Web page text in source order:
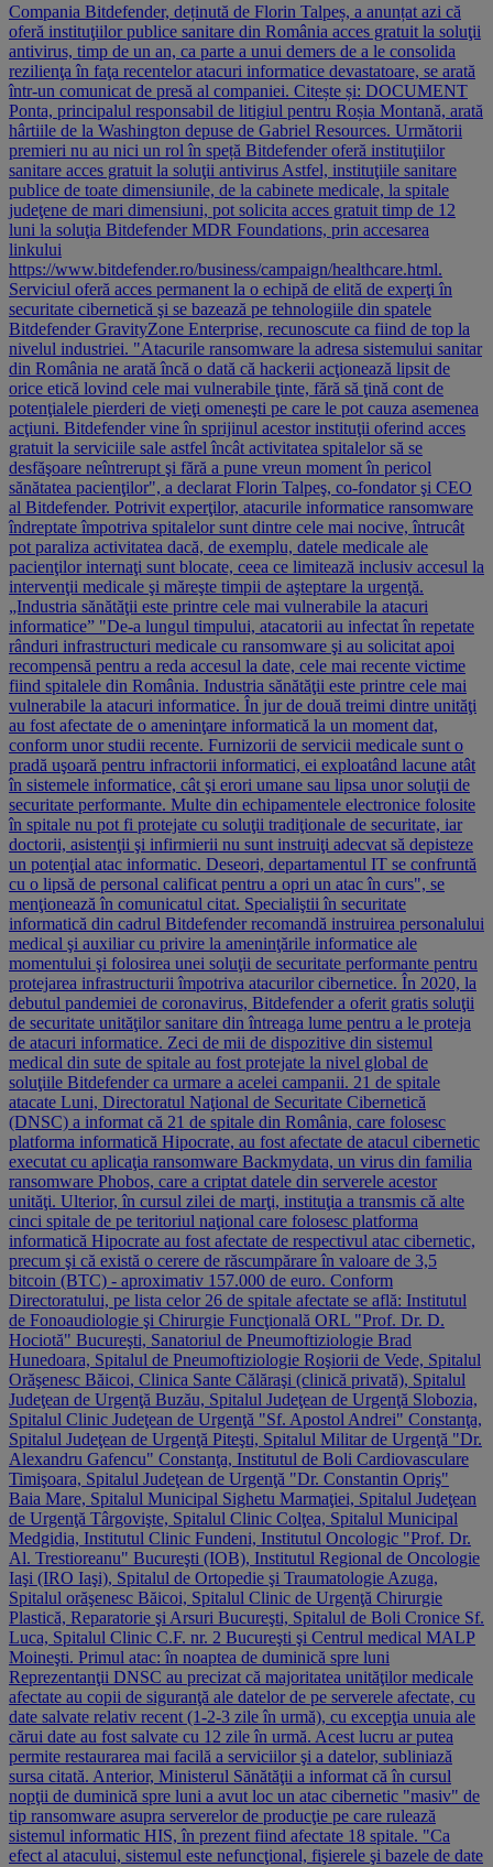
Compania Bitdefender, deținută de Florin Talpeș, a anunțat azi că
oferă instituţiilor publice sanitare din România acces gratuit la soluţii
antivirus, timp de un an, ca parte a unui demers de a le consolida
rezilienţa în faţa recentelor atacuri informatice devastatoare, se arată
într-un comunicat de presă al companiei. Citește și: DOCUMENT
Ponta, principalul responsabil de litigiul pentru Roșia Montană, arată
hârtiile de la Washington depuse de Gabriel Resources. Următorii
premieri nu au nici un rol în speță Bitdefender oferă instituţiilor
sanitare acces gratuit la soluţii antivirus Astfel, instituţiile sanitare
publice de toate dimensiunile, de la cabinete medicale, la spitale
judeţene de mari dimensiuni, pot solicita acces gratuit timp de 12
luni la soluţia Bitdefender MDR Foundations, prin accesarea
linkului
https://www.bitdefender.ro/business/campaign/healthcare.html.
Serviciul oferă acces permanent la o echipă de elită de experţi în
securitate cibernetică şi se bazează pe tehnologiile din spatele
Bitdefender GravityZone Enterprise, recunoscute ca fiind de top la
nivelul industriei. "Atacurile ransomware la adresa sistemului sanitar
din România ne arată încă o dată că hackerii acţionează lipsit de
orice etică lovind cele mai vulnerabile ţinte, fără să ţină cont de
potenţialele pierderi de vieţi omeneşti pe care le pot cauza asemenea
acţiuni. Bitdefender vine în sprijinul acestor instituţii oferind acces
gratuit la serviciile sale astfel încât activitatea spitalelor să se
desfăşoare neîntrerupt şi fără a pune vreun moment în pericol
sănătatea pacienţilor", a declarat Florin Talpeş, co-fondator şi CEO
al Bitdefender. Potrivit experţilor, atacurile informatice ransomware
îndreptate împotriva spitalelor sunt dintre cele mai nocive, întrucât
pot paraliza activitatea dacă, de exemplu, datele medicale ale
pacienţilor internaţi sunt blocate, ceea ce limitează inclusiv accesul la
intervenţii medicale şi măreşte timpii de aşteptare la urgenţă.
„Industria sănătăţii este printre cele mai vulnerabile la atacuri
informatice” "De-a lungul timpului, atacatorii au infectat în repetate
rânduri infrastructuri medicale cu ransomware şi au solicitat apoi
recompensă pentru a reda accesul la date, cele mai recente victime
fiind spitalele din România. Industria sănătăţii este printre cele mai
vulnerabile la atacuri informatice. În jur de două treimi dintre unităţi
au fost afectate de o ameninţare informatică la un moment dat,
conform unor studii recente. Furnizorii de servicii medicale sunt o
pradă uşoară pentru infractorii informatici, ei exploatând lacune atât
în sistemele informatice, cât şi erori umane sau lipsa unor soluţii de
securitate performante. Multe din echipamentele electronice folosite
în spitale nu pot fi protejate cu soluţii tradiţionale de securitate, iar
doctorii, asistenţii şi infirmierii nu sunt instruiţi adecvat să depisteze
un potenţial atac informatic. Deseori, departamentul IT se confruntă
cu o lipsă de personal calificat pentru a opri un atac în curs", se
menţionează în comunicatul citat. Specialiştii în securitate
informatică din cadrul Bitdefender recomandă instruirea personalului
medical şi auxiliar cu privire la ameninţările informatice ale
momentului şi folosirea unei soluţii de securitate performante pentru
protejarea infrastructurii împotriva atacurilor cibernetice. În 2020, la
debutul pandemiei de coronavirus, Bitdefender a oferit gratis soluţii
de securitate unităţilor sanitare din întreaga lume pentru a le proteja
de atacuri informatice. Zeci de mii de dispozitive din sistemul
medical din sute de spitale au fost protejate la nivel global de
soluţiile Bitdefender ca urmare a acelei campanii. 21 de spitale
atacate Luni, Directoratul Naţional de Securitate Cibernetică
(DNSC) a informat că 21 de spitale din România, care folosesc
platforma informatică Hipocrate, au fost afectate de atacul cibernetic
executat cu aplicaţia ransomware Backmydata, un virus din familia
ransomware Phobos, care a criptat datele din serverele acestor
unităţi. Ulterior, în cursul zilei de marţi, instituţia a transmis că alte
cinci spitale de pe teritoriul naţional care folosesc platforma
informatică Hipocrate au fost afectate de respectivul atac cibernetic,
precum şi că există o cerere de răscumpărare în valoare de 3,5
bitcoin (BTC) - aproximativ 157.000 de euro. Conform
Directoratului, pe lista celor 26 de spitale afectate se află: Institutul
de Fonoaudiologie şi Chirurgie Funcţională ORL "Prof. Dr. D.
Hociotă" Bucureşti, Sanatoriul de Pneumoftiziologie Brad
Hunedoara, Spitalul de Pneumoftiziologie Roşiorii de Vede, Spitalul
Orăşenesc Băicoi, Clinica Sante Călăraşi (clinică privată), Spitalul
Judeţean de Urgenţă Buzău, Spitalul Judeţean de Urgenţă Slobozia,
Spitalul Clinic Judeţean de Urgenţă "Sf. Apostol Andrei" Constanţa,
Spitalul Judeţean de Urgenţă Piteşti, Spitalul Militar de Urgenţă "Dr.
Alexandru Gafencu" Constanţa, Institutul de Boli Cardiovasculare
Timişoara, Spitalul Judeţean de Urgenţă "Dr. Constantin Opriş"
Baia Mare, Spitalul Municipal Sighetu Marmaţiei, Spitalul Judeţean
de Urgenţă Târgovişte, Spitalul Clinic Colţea, Spitalul Municipal
Medgidia, Institutul Clinic Fundeni, Institutul Oncologic "Prof. Dr.
Al. Trestioreanu" Bucureşti (IOB), Institutul Regional de Oncologie
Iaşi (IRO Iaşi), Spitalul de Ortopedie şi Traumatologie Azuga,
Spitalul orăşenesc Băicoi, Spitalul Clinic de Urgenţă Chirurgie
Plastică, Reparatorie şi Arsuri Bucureşti, Spitalul de Boli Cronice Sf.
Luca, Spitalul Clinic C.F. nr. 2 Bucureşti şi Centrul medical MALP
Moineşti. Primul atac: în noaptea de duminică spre luni
Reprezentanţii DNSC au precizat că majoritatea unităţilor medicale
afectate au copii de siguranţă ale datelor de pe serverele afectate, cu
date salvate relativ recent (1-2-3 zile în urmă), cu excepţia unuia ale
cărui date au fost salvate cu 12 zile în urmă. Acest lucru ar putea
permite restaurarea mai facilă a serviciilor şi a datelor, subliniază
sursa citată. Anterior, Ministerul Sănătăţii a informat că în cursul
nopţii de duminică spre luni a avut loc un atac cibernetic "masiv" de
tip ransomware asupra serverelor de producţie pe care rulează
sistemul informatic HIS, în prezent fiind afectate 18 spitale. "Ca
efect al atacului, sistemul este nefuncţional, fişierele şi bazele de date